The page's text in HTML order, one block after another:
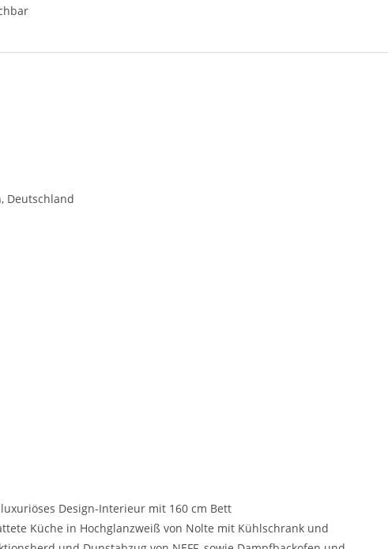
Deutschland
Design-Interieur mit 160 cm Bett
Küche in Hochglanzweiß von Nolte mit Kühlschrank und